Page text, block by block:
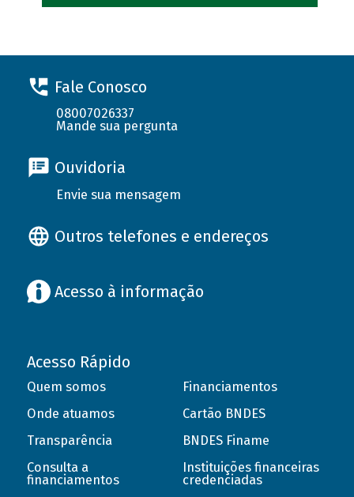
Fale Conosco
08007026337
Mande sua pergunta
Ouvidoria
Envie sua mensagem
Outros telefones e endereços
Acesso à informação
Acesso Rápido
Quem somos
Onde atuamos
Transparência
Consulta a
financiamentos
Financiamentos
Cartão BNDES
BNDES Finame
Instituições financeiras
credenciadas